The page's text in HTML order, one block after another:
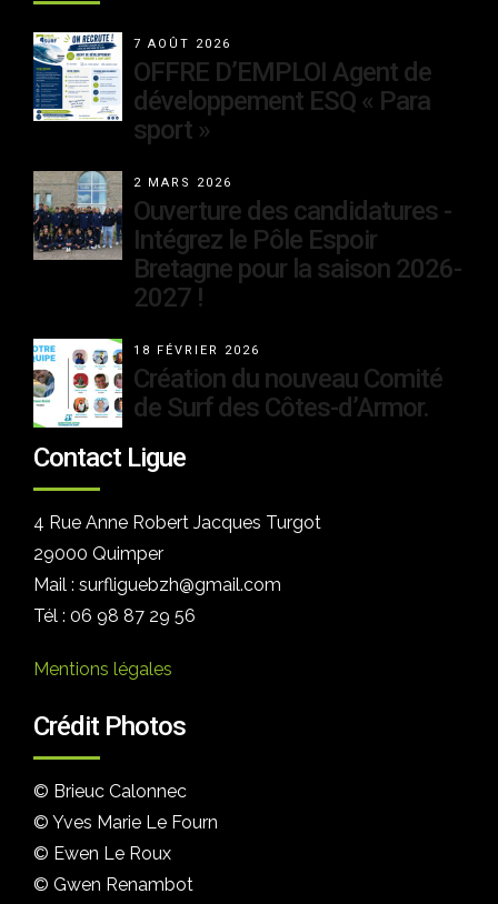
7 AOÛT 2026
OFFRE D’EMPLOI Agent de
développement ESQ « Para
sport »
2 MARS 2026
Ouverture des candidatures -
Intégrez le Pôle Espoir
Bretagne pour la saison 2026-
2027 !
18 FÉVRIER 2026
Création du nouveau Comité
de Surf des Côtes-d’Armor.
Contact Ligue
4 Rue Anne Robert Jacques Turgot
29000 Quimper
Mail : surfliguebzh@gmail.com
Tél : 06 98 87 29 56
Mentions légales
Crédit Photos
© Brieuc Calonnec
© Yves Marie Le Fourn
© Ewen Le Roux
© Gwen Renambot